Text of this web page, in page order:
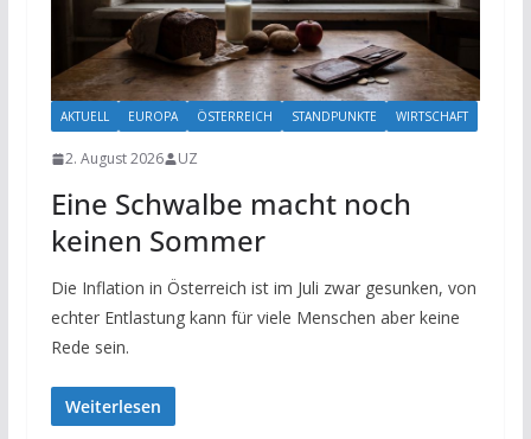
AKTUELL EUROPA ÖSTERREICH STANDPUNKTE WIRTSCHAFT
2. August 2026 UZ
Eine Schwalbe macht noch
keinen Sommer
Die Inflation in Österreich ist im Juli zwar gesunken, von
echter Entlastung kann für viele Menschen aber keine
Rede sein.
Weiterlesen